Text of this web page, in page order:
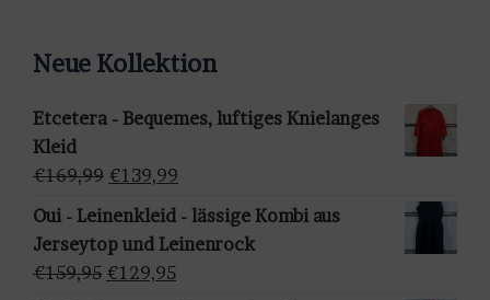
auf
Produktseite
werden
g
r
i
e
a
u
s
Neue Kollektion
Etcetera - Bequemes, luftiges Knielanges
Kleid
€169,99 Ursprünglicher
Preis
€169,99
€139,99
Oui - Leinenkleid - lässige Kombi aus
Jerseytop und Leinenrock
€159,95 Ursprünglicher
€129,95Aktueller